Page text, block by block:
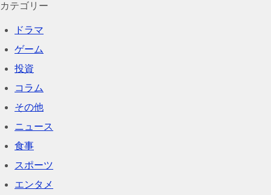
カテゴリー
ドラマ
ゲーム
投資
コラム
その他
ニュース
食事
スポーツ
エンタメ